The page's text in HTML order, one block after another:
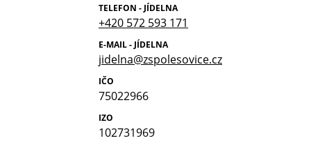
TELEFON - JÍDELNA
+420 572 593 171
E-MAIL - JÍDELNA
jidelna@zspolesovice.cz
IČO
75022966
IZO
102731969